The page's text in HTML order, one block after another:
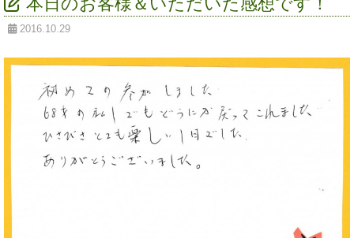
2016.10.29